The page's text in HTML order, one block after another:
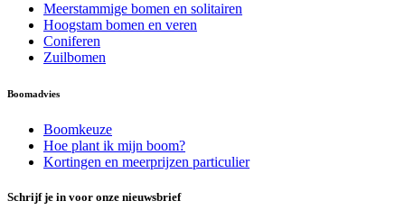
Meerstammige bomen en solitairen
Hoogstam bomen en veren
Coniferen
Zuilbomen
Boomadvies
Boomkeuze
Hoe plant ik mijn boom?
Kortingen en meerprijzen particulier
Schrijf je in voor onze nieuwsbrief